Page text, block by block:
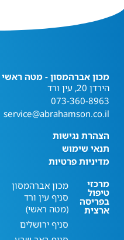
מכון אברהמסון - מטה ראשי
הירדן 20, עין ורד
073-360-8963
service@abrahamson.co.il
הצהרת נגישות
תנאי שימוש
מדיניות פרטיות
מרכזי
טיפול
בפריסה
ארצית
מכון אברהמסון
סניף עין ורד
(מטה ראשי)
סניף ירושלים